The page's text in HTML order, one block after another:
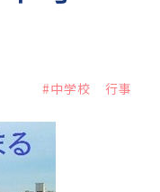
#中学校 行事